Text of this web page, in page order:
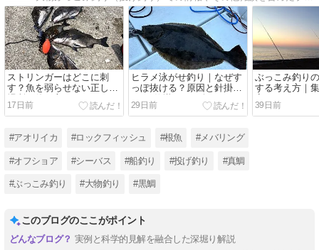
ストリンガーはどこに刺
す？魚を弱らせない正しい
場所と使い方
17日前
ヒラメ泳がせ釣り｜なぜす
っぽ抜ける？原因と針掛か
りUP仕掛けを紹介
29日前
ぶっこみ釣り
する考え方｜
変わる！
39日前
#アオリイカ #ロックフィッシュ #根魚 #メバリング
#オフショア #シーバス #船釣り #投げ釣り #真鯛
#ぶっこみ釣り #大物釣り #黒鯛
このブログのここがポイント
実例と科学的見解を融合した深堀り解説